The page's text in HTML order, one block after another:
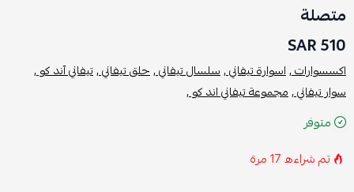
متصلة
510 SAR
اكسسوارات ,اسوارة تيفاني ,سلسال تيفاني ,حلق تيفاني ,تيفاني آند كو ,
سوار تيفاني ,مجموعة تيفاني اند كو ,
متوفر
تم شراءه17مرة